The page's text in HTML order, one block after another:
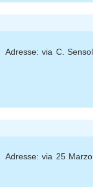
Adresse: via C.
Adresse: via 25